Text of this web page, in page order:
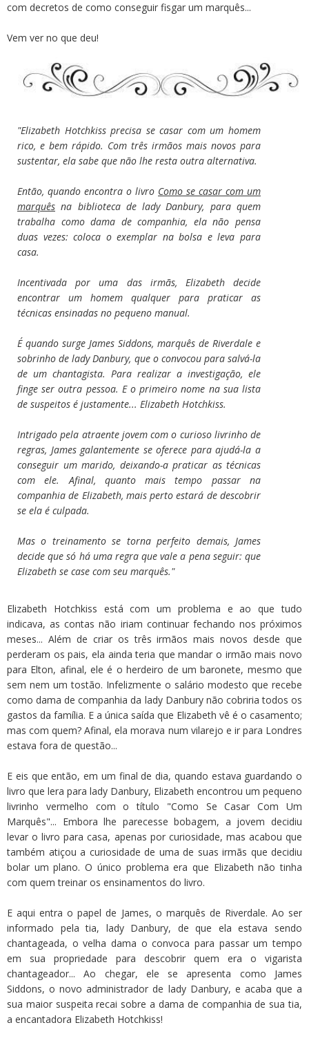
com decretos de como conseguir fisgar um marquês...
Vem ver no que deu!
"Elizabeth Hotchkiss precisa se casar com um homem
rico, e bem rápido. Com três irmãos mais novos para
sustentar, ela sabe que não lhe resta outra alternativa.
Então, quando encontra o livro Como se casar com um
marquês na biblioteca de lady Danbury, para quem
trabalha como dama de companhia, ela não pensa
duas vezes: coloca o exemplar na bolsa e leva para
casa.
Incentivada por uma das irmãs, Elizabeth decide
encontrar um homem qualquer para praticar as
técnicas ensinadas no pequeno manual.
É quando surge James Siddons, marquês de Riverdale e
sobrinho de lady Danbury, que o convocou para salvá-la
de um chantagista. Para realizar a investigação, ele
finge ser outra pessoa. E o primeiro nome na sua lista
de suspeitos é justamente... Elizabeth Hotchkiss.
Intrigado pela atraente jovem com o curioso livrinho de
regras, James galantemente se oferece para ajudá-la a
conseguir um marido, deixando-a praticar as técnicas
com ele. Afinal, quanto mais tempo passar na
companhia de Elizabeth, mais perto estará de descobrir
se ela é culpada.
Mas o treinamento se torna perfeito demais, James
decide que só há uma regra que vale a pena seguir: que
Elizabeth se case com seu marquês."
Elizabeth Hotchkiss está com um problema e ao que tudo
indicava, as contas não iriam continuar fechando nos próximos
meses... Além de criar os três irmãos mais novos desde que
perderam os pais, ela ainda teria que mandar o irmão mais novo
para Elton, afinal, ele é o herdeiro de um baronete, mesmo que
sem nem um tostão. Infelizmente o salário modesto que recebe
como dama de companhia da lady Danbury não cobriria todos os
gastos da família. E a única saída que Elizabeth vê é o casamento;
mas com quem? Afinal, ela morava num vilarejo e ir para Londres
estava fora de questão...
E eis que então, em um final de dia, quando estava guardando o
livro que lera para lady Danbury, Elizabeth encontrou um pequeno
livrinho vermelho com o título "Como Se Casar Com Um
Marquês"... Embora lhe parecesse bobagem, a jovem decidiu
levar o livro para casa, apenas por curiosidade, mas acabou que
também atiçou a curiosidade de uma de suas irmãs que decidiu
bolar um plano. O único problema era que Elizabeth não tinha
com quem treinar os ensinamentos do livro.
E aqui entra o papel de James, o marquês de Riverdale. Ao ser
informado pela tia, lady Danbury, de que ela estava sendo
chantageada, o velha dama o convoca para passar um tempo
em sua propriedade para descobrir quem era o vigarista
chantageador... Ao chegar, ele se apresenta como James
Siddons, o novo administrador de lady Danbury, e acaba que a
sua maior suspeita recai sobre a dama de companhia de sua tia,
a encantadora Elizabeth Hotchkiss!